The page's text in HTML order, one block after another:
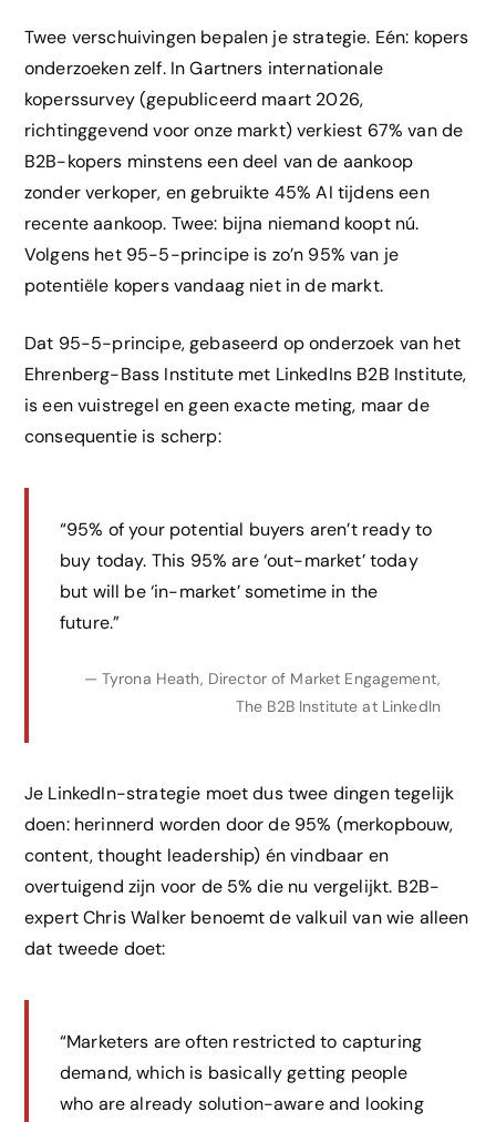
Twee verschuivingen bepalen je strategie. Eén: kopers
onderzoeken zelf. In Gartners internationale
koperssurvey (gepubliceerd maart 2026,
richtinggevend voor onze markt) verkiest 67% van de
B2B-kopers minstens een deel van de aankoop
zonder verkoper, en gebruikte 45% AI tijdens een
recente aankoop. Twee: bijna niemand koopt nú.
Volgens het 95-5-principe is zo’n 95% van je
potentiële kopers vandaag niet in de markt.
Dat 95-5-principe, gebaseerd op onderzoek van het
Ehrenberg-Bass Institute met LinkedIns B2B Institute,
is een vuistregel en geen exacte meting, maar de
consequentie is scherp:
“95% of your potential buyers aren’t ready to
buy today. This 95% are ‘out-market’ today
but will be ‘in-market’ sometime in the
future.”
— Tyrona Heath, Director of Market Engagement,
The B2B Institute at LinkedIn
Je LinkedIn-strategie moet dus twee dingen tegelijk
doen: herinnerd worden door de 95% (merkopbouw,
content, thought leadership) én vindbaar en
overtuigend zijn voor de 5% die nu vergelijkt. B2B-
expert Chris Walker benoemt de valkuil van wie alleen
dat tweede doet:
“Marketers are often restricted to capturing
demand, which is basically getting people
who are already solution-aware and looking